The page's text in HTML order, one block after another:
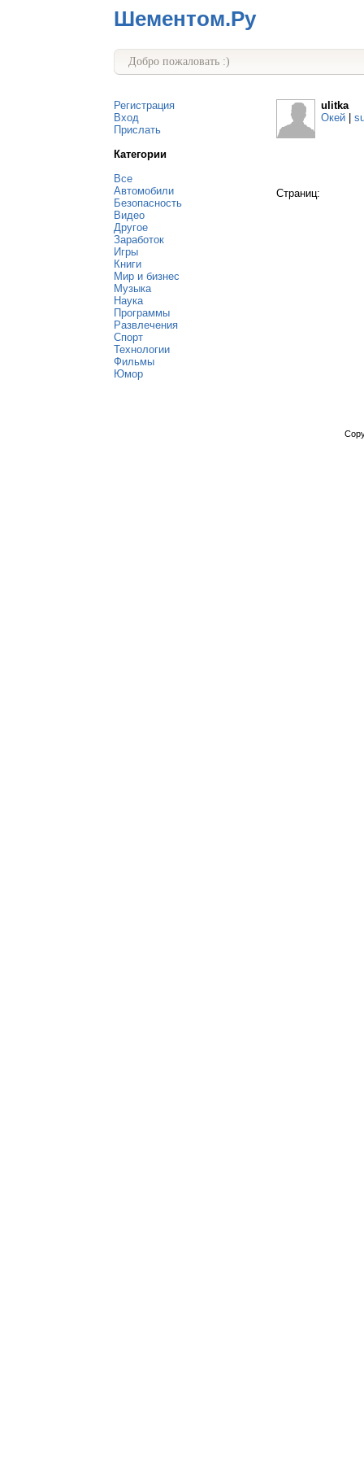
Шементом.Ру
Добро пожаловать :)
Регистрация
Вход
Прислать
Категории
Все
Автомобили
Безопасность
Видео
Другое
Заработок
Игры
Книги
Мир и бизнес
Музыка
Наука
Программы
Развлечения
Спорт
Технологии
Фильмы
Юмор
ulitka
Окей
Страниц: